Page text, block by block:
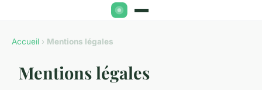
Accueil › Mentions légales
Mentions légales